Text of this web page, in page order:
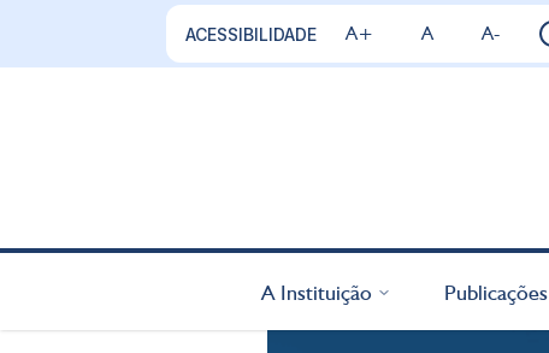
ACESSIBILIDADE A+ A A-
A Instituição Publicações